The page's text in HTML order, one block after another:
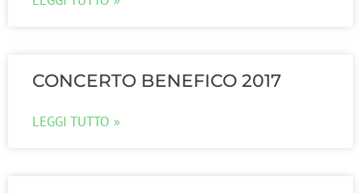
CONCERTO BENEFICO 2017
LEGGI TUTTO »